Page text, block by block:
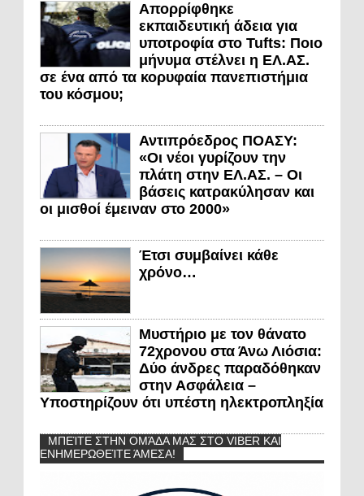
Απορρίφθηκε
εκπαιδευτική άδεια για
υποτροφία στο Tufts: Ποιο
μήνυμα στέλνει η ΕΛ.ΑΣ.
σε ένα από τα κορυφαία πανεπιστήμια
του κόσμου;
Αντιπρόεδρος ΠΟΑΣΥ:
«Οι νέοι γυρίζουν την
πλάτη στην ΕΛ.ΑΣ. – Οι
βάσεις κατρακύλησαν και
οι μισθοί έμειναν στο 2000»
Έτσι συμβαίνει κάθε
χρόνο…
Μυστήριο με τον θάνατο
72χρονου στα Άνω Λιόσια:
Δύο άνδρες παραδόθηκαν
στην Ασφάλεια –
Υποστηρίζουν ότι υπέστη ηλεκτροπληξία
ΜΠΕΊΤΕ ΣΤΗΝ ΟΜΆΔΑ ΜΑΣ ΣΤΟ VIBER ΚΑΙ
ΕΝΗΜΕΡΩΘΕΊΤΕ ΆΜΕΣΑ!